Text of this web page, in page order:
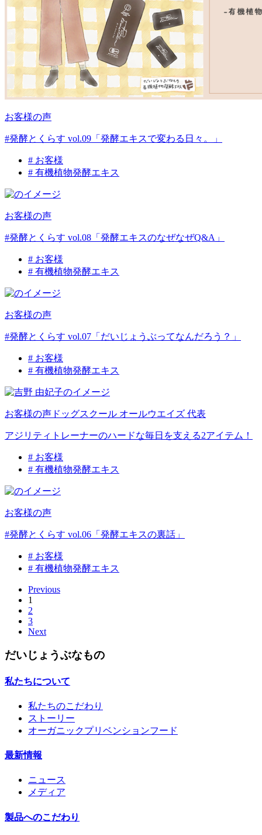
お客様の声
#発酵とくらす vol.09「発酵エキスで変わる日々。」
# お客様
# 有機植物発酵エキス
お客様の声
#発酵とくらす vol.08「発酵エキスのなぜなぜQ&A」
# お客様
# 有機植物発酵エキス
お客様の声
#発酵とくらす vol.07「だいじょうぶってなんだろう？」
# お客様
# 有機植物発酵エキス
お客様の声 ドッグスクール オールウエイズ 代表
アジリティトレーナーのハードな毎日を支える2アイテム！
# お客様
# 有機植物発酵エキス
お客様の声
#発酵とくらす vol.06「発酵エキスの裏話」
# お客様
# 有機植物発酵エキス
Previous
1
2
3
Next
だいじょうぶなもの
私たちについて
私たちのこだわり
ストーリー
オーガニックプリベンションフード
最新情報
ニュース
メディア
製品へのこだわり